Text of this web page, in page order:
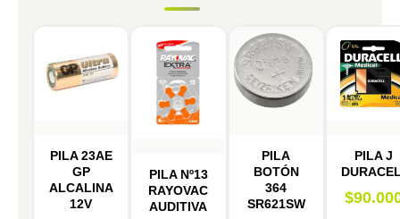
PILA 23AE
GP
ALCALINA
12V
PILA Nº13
RAYOVAC
AUDITIVA
PILA
BOTÓN
364
SR621SW
PILA J
$